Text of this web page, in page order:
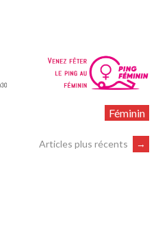
Féminin
Articles plus récents →